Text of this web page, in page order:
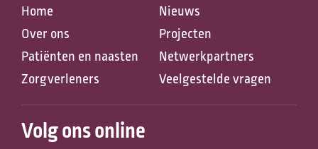
Anderen zochten ook
Home
Over ons
Patiënten en naasten
Zorgverleners
Nieuws
Projecten
Netwerkpartners
Veelgestelde vragen
Volg ons online